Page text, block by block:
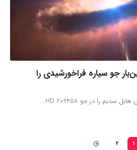
جو سیاره فراخورشیدی را
1
2